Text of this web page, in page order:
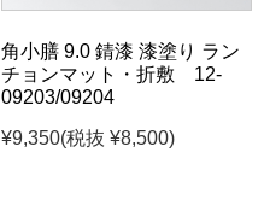
角小膳 9.0 錆漆 漆塗り ラン
チョンマット・折敷 12-
09203/09204
¥9,350(税抜 ¥8,500)